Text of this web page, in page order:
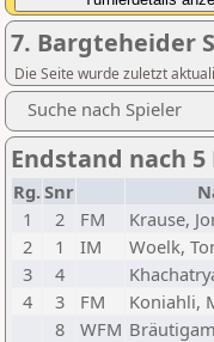
7. Bargteheider
Die Seite wurde zuletzt
Suche nach Spieler
Endstand nach 5
Rg.Snr
1
2 FM Krause,
2
1 IM Woelk,
3
4
4
3 FM Koniahli,
8
WFM